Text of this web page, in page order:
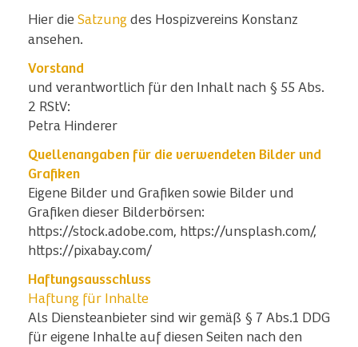
Hier die Satzung des Hospizvereins Konstanz
ansehen.
Vorstand
und verantwortlich für den Inhalt nach § 55 Abs.
2 RStV:
Petra Hinderer
Quellenangaben für die verwendeten Bilder und
Grafiken
Eigene Bilder und Grafiken sowie Bilder und
Grafiken dieser Bilderbörsen:
https://stock.adobe.com, https://unsplash.com/,
https://pixabay.com/
Haftungsausschluss
Haftung für Inhalte
Als Diensteanbieter sind wir gemäß § 7 Abs.1 DDG
für eigene Inhalte auf diesen Seiten nach den